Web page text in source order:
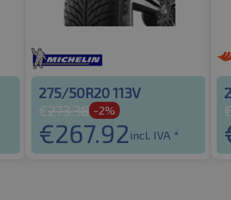
275/50R20 113V
€273.38 -2%
€267.92 incl. IVA *
€